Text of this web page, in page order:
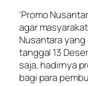
‘Promo
agar
Nusantara
tanggal 13
saja, hadirnya
bagi para